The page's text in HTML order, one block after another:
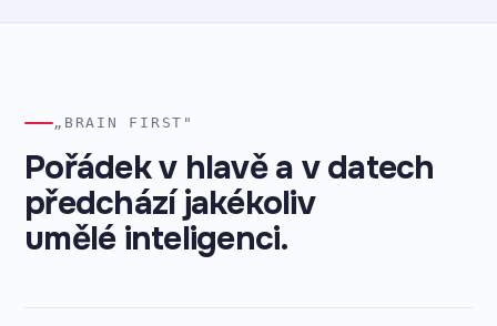
„BRAIN FIRST"
Pořádek v hlavě a v datech
předchází jakékoliv
umělé inteligenci.